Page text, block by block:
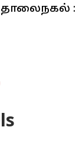
தொலைநகல் :